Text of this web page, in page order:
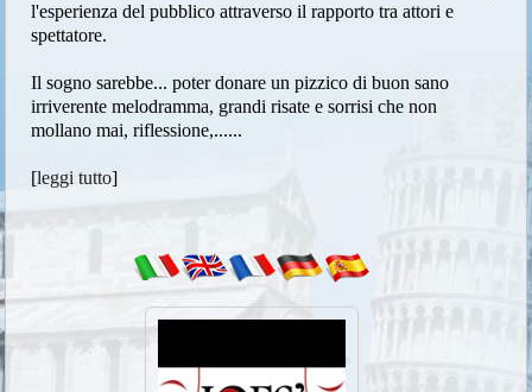
l'esperienza del pubblico attraverso il rapporto tra attori e
spettatore.
Il sogno sarebbe... poter donare un pizzico di buon sano
irriverente melodramma, grandi risate e sorrisi che non
mollano mai, riflessione,......
[leggi tutto]